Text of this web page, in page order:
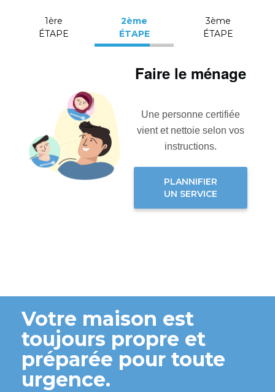
1ère
ÉTAPE
2ème
ÉTAPE
3ème
ÉTAPE
Faire le ménage
Une personne certifiée
vient et nettoie selon vos
instructions.
PLANNIFIER
UN SERVICE
Votre maison est
toujours propre et
préparée pour toute
urgence.